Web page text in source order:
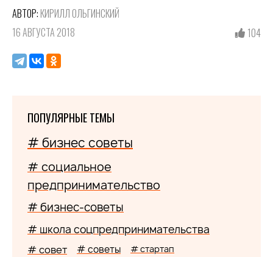
АВТОР: КИРИЛЛ ОЛЬГИНСКИЙ
16 АВГУСТА 2018
104
ПОПУЛЯРНЫЕ ТЕМЫ
# бизнес советы
# социальное
предпринимательство
# бизнес-советы
# школа соцпредпринимательства
# совет # советы # стартап